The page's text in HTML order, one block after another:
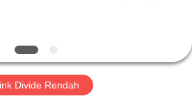
Divide Rendah